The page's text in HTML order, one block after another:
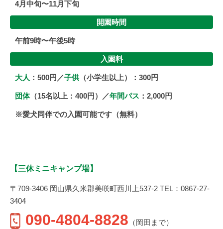
4月中旬〜11月下旬
開園時間
午前9時〜午後5時
入園料
大人 ：500円／子供（小学生以上）：300円
団体（15名以上：400円）／年間パス ：2,000円
※愛犬同伴での入園可能です（無料）
【三休ミニキャンプ場】
〒709-3406 岡山県久米郡美咲町西川上537-2 TEL：0867-27-
3404
090-4804-8828 （岡田まで）